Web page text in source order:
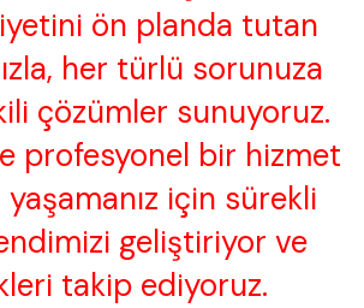
ön planda tutan
her türlü sorunuza
çözümler sunuyoruz.
profesyonel bir hizmet
için sürekli
geliştiriyor ve
takip ediyoruz.